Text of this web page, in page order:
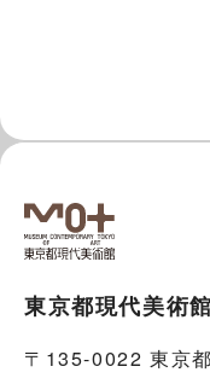
東京都現代美術館
〒135-0022 東京